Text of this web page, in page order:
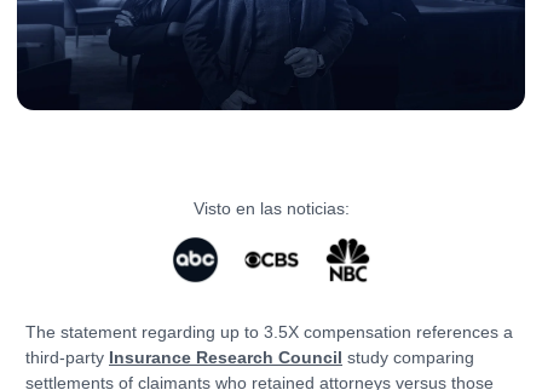
Visto en las noticias:
The statement regarding up to 3.5X compensation references a
third-party Insurance Research Council study comparing
settlements of claimants who retained attorneys versus those